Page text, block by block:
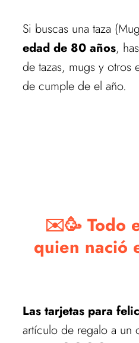
Si buscas una taza
edad de 80 años,
de tazas, mugs y otros
de cumple de el año.
✉️🥳 Todo
quien
Las tarjetas para
artículo de regalo a un